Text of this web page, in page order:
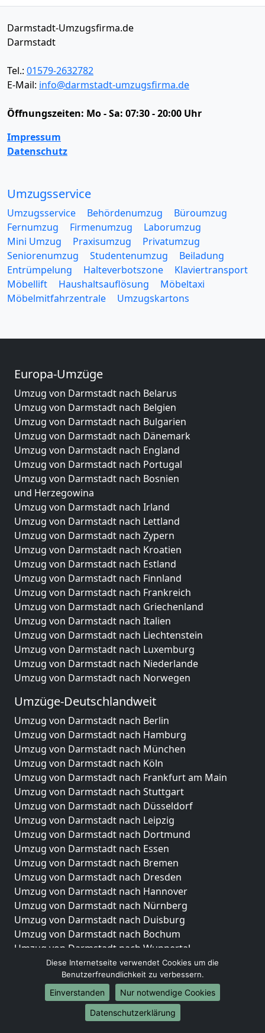
Darmstadt-Umzugsfirma.de
Darmstadt
Tel.: 01579-2632782
E-Mail: info@darmstadt-umzugsfirma.de
Öffnungszeiten: Mo - Sa: 07:30 - 20:00 Uhr
Impressum
Datenschutz
Umzugsservice
Umzugsservice Behördenumzug
Büroumzug
Fernumzug
Firmenumzug
Laborumzug
Mini Umzug
Praxisumzug
Privatumzug
Seniorenumzug
Studentenumzug
Beiladung
Entrümpelung
Halteverbotszone
Klaviertransport
Möbellift
Haushaltsauflösung
Möbeltaxi
Möbelmitfahrzentrale
Umzugskartons
Europa-Umzüge
Umzug von Darmstadt nach Belarus
Umzug von Darmstadt nach Belgien
Umzug von Darmstadt nach Bulgarien
Umzug von Darmstadt nach Dänemark
Umzug von Darmstadt nach England
Umzug von Darmstadt nach Portugal
Umzug von Darmstadt nach Bosnien
und Herzegowina
Umzug von Darmstadt nach Irland
Umzug von Darmstadt nach Lettland
Umzug von Darmstadt nach Zypern
Umzug von Darmstadt nach Kroatien
Umzug von Darmstadt nach Estland
Umzug von Darmstadt nach Finnland
Umzug von Darmstadt nach Frankreich
Umzug von Darmstadt nach Griechenland
Umzug von Darmstadt nach Italien
Umzug von Darmstadt nach Liechtenstein
Umzug von Darmstadt nach Luxemburg
Umzug von Darmstadt nach Niederlande
Umzug von Darmstadt nach Norwegen
Umzüge-Deutschlandweit
Umzug von Darmstadt nach Berlin
Umzug von Darmstadt nach Hamburg
Umzug von Darmstadt nach München
Umzug von Darmstadt nach Köln
Umzug von Darmstadt nach Frankfurt am Main
Umzug von Darmstadt nach Stuttgart
Umzug von Darmstadt nach Düsseldorf
Umzug von Darmstadt nach Leipzig
Umzug von Darmstadt nach Dortmund
Umzug von Darmstadt nach Essen
Umzug von Darmstadt nach Bremen
Umzug von Darmstadt nach Dresden
Umzug von Darmstadt nach Hannover
Umzug von Darmstadt nach Nürnberg
Umzug von Darmstadt nach Duisburg
Umzug von Darmstadt nach Bochum
Umzug von Darmstadt nach Wuppertal
Umzug von Darmstadt nach Bielefeld
Umzug von Darmstadt nach Bonn
Umzug von Darmstadt nach Münster
Internationale-Umzüge
Diese Internetseite verwendet Cookies um die
Benutzerfreundlichkeit zu verbessern.
Einverstanden
Nur notwendige Cookies
Datenschutzerklärung